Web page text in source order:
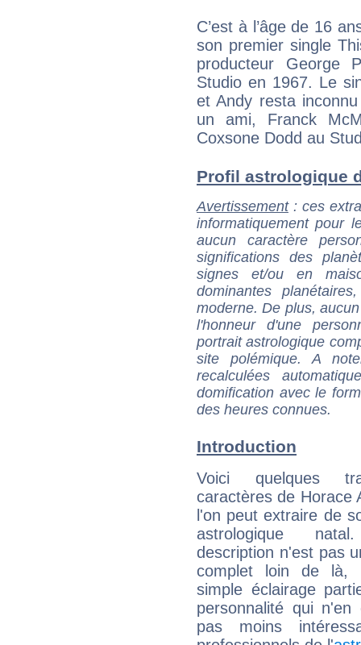
C’est à l’âge de 16
son premier single
producteur George
Studio en 1967. Le
et Andy resta
un ami, Franck
Coxsone Dodd au
Profil astrologique
Avertissement: ces
informatiquement pour
aucun caractère
significations des
signes et/ou en
dominantes
moderne. De plus,
l'honneur d'une
portrait astrologique
site polémique. A
recalculées
domification avec le
des heures connues.
Introduction
Voici quelques
caractères de Horace
l'on peut extraire de
astrologique
description n'est pas
complet loin de là,
simple éclairage
personnalité qui n'en
pas moins